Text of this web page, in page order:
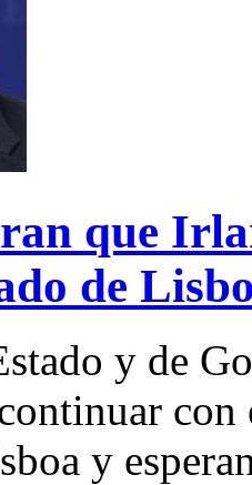
que
de
y de
y